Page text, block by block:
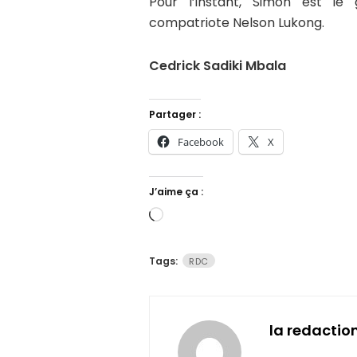
compatriote Nelson Lukong.
Cedrick Sadiki Mbala
Partager :
Facebook X
J’aime ça :
Chargement…
Tags: RDC
la